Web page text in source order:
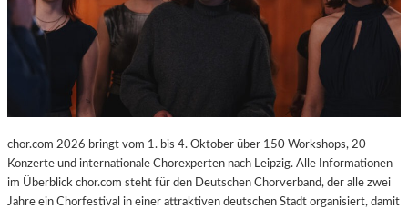
chor.com 2026 bringt vom 1. bis 4. Oktober über 150 Workshops, 20
Konzerte und internationale Chorexperten nach Leipzig. Alle Informationen
im Überblick chor.com steht für den Deutschen Chorverband, der alle zwei
Jahre ein Chorfestival in einer attraktiven deutschen Stadt organisiert, damit